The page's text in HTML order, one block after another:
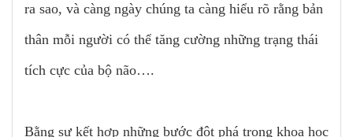
ra sao, và càng ngày chúng ta càng hiểu rõ rằng bản
thân mỗi người có thể tăng cường những trạng thái
tích cực của bộ não….
Bằng sự kết hợp những bước đột phá trong khoa học